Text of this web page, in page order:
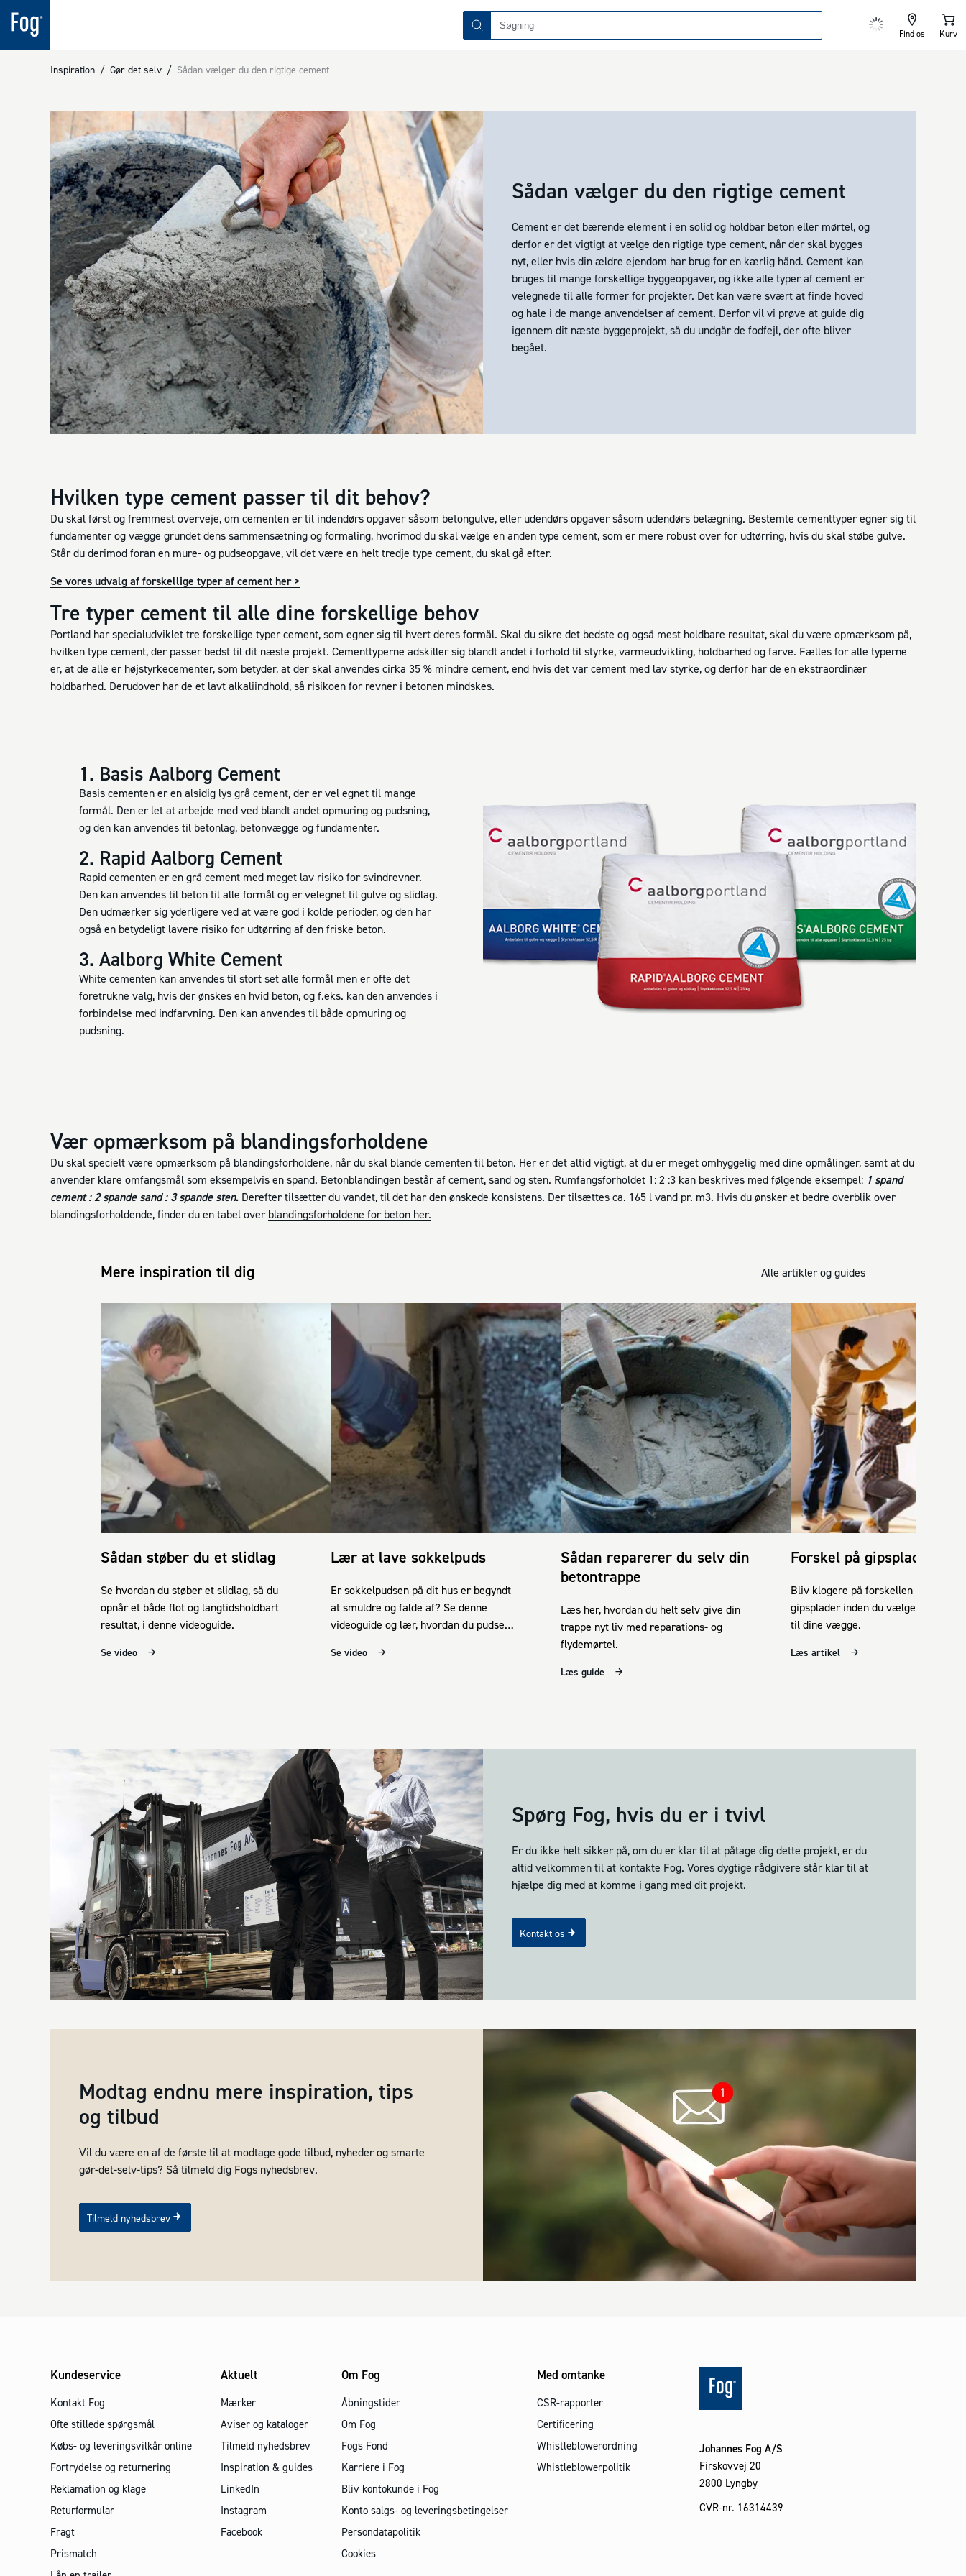
Find os Kurv
Inspiration / Gør det selv / Sådan vælger du den rigtige cement
Sådan vælger du den rigtige cement
Cement er det bærende element i en solid og holdbar beton eller mørtel, og
derfor er det vigtigt at vælge den rigtige type cement, når der skal bygges
nyt, eller hvis din ældre ejendom har brug for en kærlig hånd. Cement kan
bruges til mange forskellige byggeopgaver, og ikke alle typer af cement er
velegnede til alle former for projekter. Det kan være svært at finde hoved
og hale i de mange anvendelser af cement. Derfor vil vi prøve at guide dig
igennem dit næste byggeprojekt, så du undgår de fodfejl, der ofte bliver
begået.
Hvilken type cement passer til dit behov?
Du skal først og fremmest overveje, om cementen er til indendørs opgaver såsom betongulve, eller udendørs opgaver såsom udendørs belægning. Bestemte cementtyper egner sig til
fundamenter og vægge grundet dens sammensætning og formaling, hvorimod du skal vælge en anden type cement, som er mere robust over for udtørring, hvis du skal støbe gulve.
Står du derimod foran en mure- og pudseopgave, vil det være en helt tredje type cement, du skal gå efter.
Se vores udvalg af forskellige typer af cement her >
Tre typer cement til alle dine forskellige behov
Portland har specialudviklet tre forskellige typer cement, som egner sig til hvert deres formål. Skal du sikre det bedste og også mest holdbare resultat, skal du være opmærksom på,
hvilken type cement, der passer bedst til dit næste projekt. Cementtyperne adskiller sig blandt andet i forhold til styrke, varmeudvikling, holdbarhed og farve. Fælles for alle typerne
er, at de alle er højstyrkecementer, som betyder, at der skal anvendes cirka 35 % mindre cement, end hvis det var cement med lav styrke, og derfor har de en ekstraordinær
holdbarhed. Derudover har de et lavt alkaliindhold, så risikoen for revner i betonen mindskes.
1. Basis Aalborg Cement
Basis cementen er en alsidig lys grå cement, der er vel egnet til mange
formål. Den er let at arbejde med ved blandt andet opmuring og pudsning,
og den kan anvendes til betonlag, betonvægge og fundamenter.
2. Rapid Aalborg Cement
Rapid cementen er en grå cement med meget lav risiko for svindrevner.
Den kan anvendes til beton til alle formål og er velegnet til gulve og slidlag.
Den udmærker sig yderligere ved at være god i kolde perioder, og den har
også en betydeligt lavere risiko for udtørring af den friske beton.
3. Aalborg White Cement
White cementen kan anvendes til stort set alle formål men er ofte det
foretrukne valg, hvis der ønskes en hvid beton, og f.eks. kan den anvendes i
forbindelse med indfarvning. Den kan anvendes til både opmuring og
pudsning.
Vær opmærksom på blandingsforholdene
Du skal specielt være opmærksom på blandingsforholdene, når du skal blande cementen til beton. Her er det altid vigtigt, at du er meget omhyggelig med dine opmålinger, samt at du
anvender klare omfangsmål som eksempelvis en spand. Betonblandingen består af cement, sand og sten. Rumfangsforholdet 1: 2 :3 kan beskrives med følgende eksempel: 1 spand
cement : 2 spande sand : 3 spande sten. Derefter tilsætter du vandet, til det har den ønskede konsistens. Der tilsættes ca. 165 l vand pr. m3. Hvis du ønsker et bedre overblik over
blandingsforholdende, finder du en tabel over blandingsforholdene for beton her.
Mere inspiration til dig Alle artikler og guides
Sådan støber du et slidlag
Se hvordan du støber et slidlag, så du
opnår et både flot og langtidsholdbart
resultat, i denne videoguide.
Se video
Lær at lave sokkelpuds
Er sokkelpudsen på dit hus er begyndt
at smuldre og falde af? Se denne
videoguide og lær, hvordan du pudser
Se video
Sådan reparerer du selv din
betontrappe
Læs her, hvordan du helt selv give din
trappe nyt liv med reparations- og
flydemørtel.
Læs guide
Forskel på gipsplader
Bliv klogere på forskellen på
gipsplader inden du vælger
til dine vægge.
Læs artikel
Spørg Fog, hvis du er i tvivl
Er du ikke helt sikker på, om du er klar til at påtage dig dette projekt, er du
altid velkommen til at kontakte Fog. Vores dygtige rådgivere står klar til at
hjælpe dig med at komme i gang med dit projekt.
Kontakt os
Modtag endnu mere inspiration, tips
og tilbud
Vil du være en af de første til at modtage gode tilbud, nyheder og smarte
gør-det-selv-tips? Så tilmeld dig Fogs nyhedsbrev.
Tilmeld nyhedsbrev
Kundeservice
Kontakt Fog
Ofte stillede spørgsmål
Købs- og leveringsvilkår online
Fortrydelse og returnering
Reklamation og klage
Returformular
Fragt
Prismatch
Aktuelt
Mærker
Aviser og kataloger
Tilmeld nyhedsbrev
Inspiration & guides
LinkedIn
Instagram
Facebook
Om Fog
Åbningstider
Om Fog
Fogs Fond
Karriere i Fog
Bliv kontokunde i Fog
Konto salgs- og leveringsbetingelser
Persondatapolitik
Cookies
Med omtanke
CSR-rapporter
Certificering
Whistleblowerordning
Whistleblowerpolitik
Johannes Fog A/S
Firskovvej 20
2800 Lyngby
CVR-nr. 16314439